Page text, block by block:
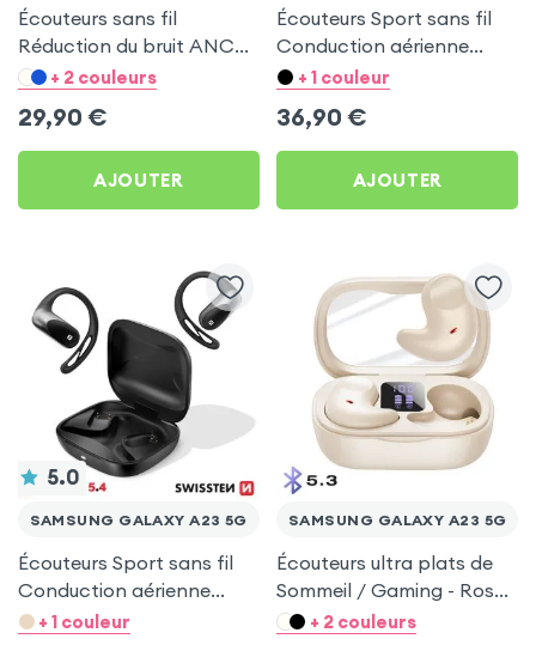
Écouteurs sans fil
Réduction du bruit ANC
ENC - Hoco Noir pour
+ 2 couleurs
29,90 €
AJOUTER
Écouteurs Sport sans fil
Conduction aérienne
Swissten Run Beige pour
+ 1 couleur
36,90 €
AJOUTER
5.0
SAMSUNG GALAXY A23 5G
Écouteurs Sport sans fil
Conduction aérienne
Swissten Run Noir pour
+ 1 couleur
SAMSUNG GALAXY A23 5G
Écouteurs ultra plats de
Sommeil / Gaming - Rose
pour Samsung Galaxy A23
+ 2 couleurs